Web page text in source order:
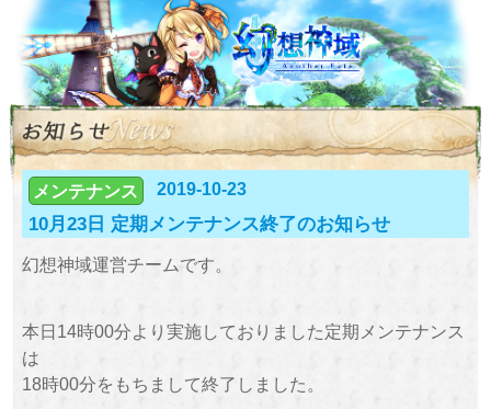
メンテナンス 2019-10-23
10月23日 定期メンテナンス終了のお知らせ
幻想神域運営チームです。
本日14時00分より実施しておりました定期メンテナンス
は
18時00分をもちまして終了しました。